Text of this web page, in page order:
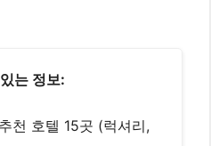
는 정보:
천 호텔 15곳 (럭셔리,